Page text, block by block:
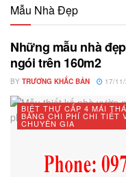
Mẫu Nhà Đẹp
Những mẫu nhà
ngói trên 160m2
BY TRƯƠNG KHẮC BẢN 17/
BIỆT THỰ CẤP 4 MÁI
BẢNG CHI PHÍ CHI TIẾT
CHUYÊN GIA